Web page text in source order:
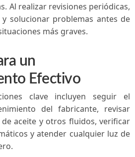
Al realizar revisiones periódicas,
solucionar problemas antes de
⁤más graves.
un
Efectivo
del fabricante, revisar
aceite y​ otros fluidos, ​verificar
y atender‌ cualquier luz de